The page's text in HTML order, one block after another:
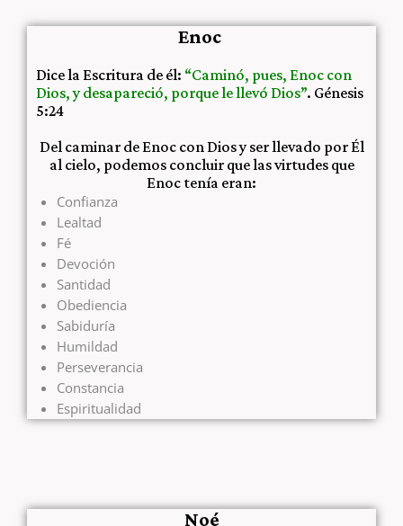
Enoc
Dice la Escritura de él: “Caminó, pues, Enoc con
Dios, y desapareció, porque le llevó Dios”. Génesis
5:24
Del caminar de Enoc con Dios y ser llevado por Él
al cielo, podemos concluir que las virtudes que
Enoc tenía eran:
Confianza
Lealtad
Fé
Devoción
Santidad
Obediencia
Sabiduría
Humildad
Perseverancia
Constancia
Espiritualidad
Noé